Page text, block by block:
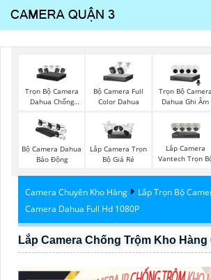
Trọn Bộ Camera
Dahua Chống
Bộ Camera Full
Color Dahua
Trọn Bộ Camera
Dahua Ghi Âm
Bộ Camera Dahua
Báo Động
Lắp Camera Trọn
Bộ Giá Rẻ
Lắp Camera
Vantech Trọn
Camera Chuyên Kho Hàng
Lắp Trọn Bộ
Camera Dahua Full Hd 1080P
Lắp Camera Chống Trộm Kho